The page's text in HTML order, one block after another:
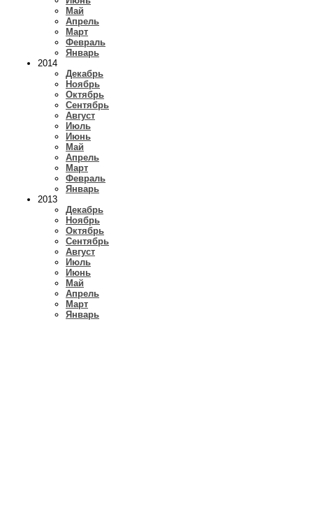
Май
Апрель
Март
Февраль
Январь
2014
Декабрь
Ноябрь
Октябрь
Сентябрь
Август
Июль
Июнь
Май
Апрель
Март
Февраль
Январь
2013
Декабрь
Ноябрь
Октябрь
Сентябрь
Август
Июль
Июнь
Май
Апрель
Март
Январь